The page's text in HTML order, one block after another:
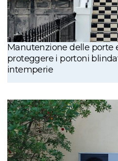
Manutenzione delle porte
proteggere i portoni
intemperie